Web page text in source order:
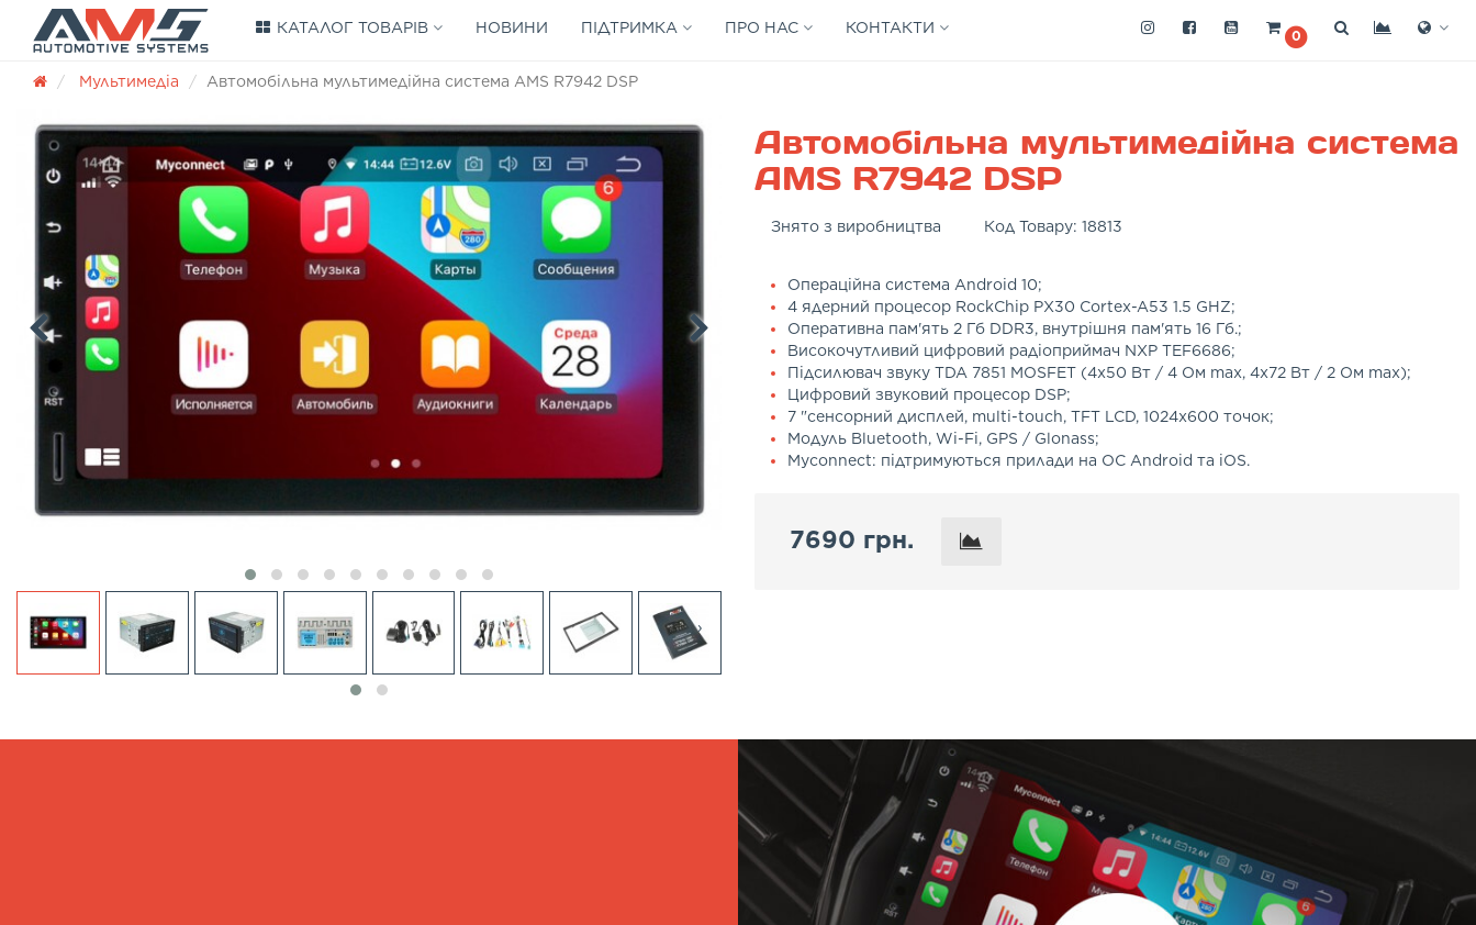
КАТАЛОГ ТОВАРІВ НОВИНИ ПІДТРИМКА ПРО НАС КОНТАКТИ 0
Мультимедіа Автомобільна мультимедійна система AMS R7942 DSP
‹ ›
Автомобільна мультимедійна система
AMS R7942 DSP
Знято з виробництва Код Товару: 18813
Операційна система Android 10;
4 ядерний процесор RockChip PX30 Cortex-A53 1.5 GHZ;
Оперативна пам'ять 2 Гб DDR3, внутрішня пам'ять 16 Гб.;
Високочутливий цифровий радіоприймач NXP TEF6686;
Підсилювач звуку TDA 7851 MOSFET (4х50 Вт / 4 Ом max, 4х72 Вт / 2 Oм max);
Цифровий звуковий процесор DSP;
7 "сенсорний дисплей, multi-touch, TFT LCD, 1024x600 точок;
Модуль Bluetooth, Wi-Fi, GPS / Glonass;
Myconnect: підтримуються прилади на ОС Android та iOS.
7690 грн.